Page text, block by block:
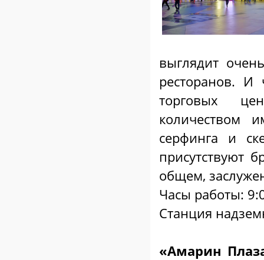
выглядит
ресторанов. И
торговых
количеством
серфинга и
присутствуют
общем,
Часы работы:
Станция
«Амарин